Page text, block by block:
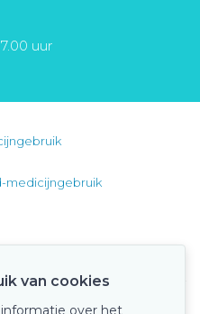
uur
medicijngebruik
van cookies
over het